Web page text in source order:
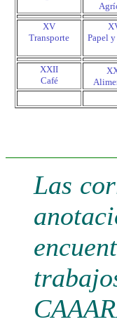
XV
Transporte
Papel
XXII
Café
Las